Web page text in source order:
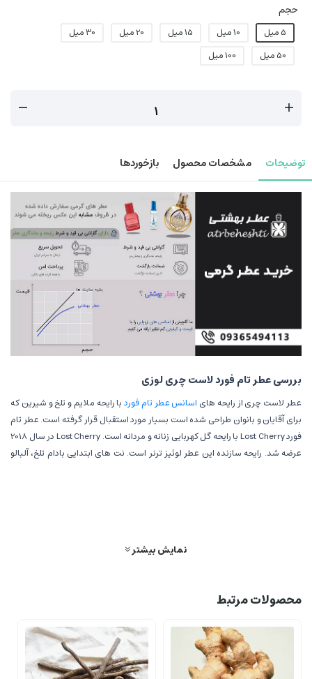
حجم
5 میل 10 میل 15 میل 20 میل
30 میل
50 میل
100 میل
توضیحات مشخصات محصول بازخوردها
بررسی عطر تام فورد لاست چری لوزی
عطر لاست چری از رایحه های اسانس عطر تام فوردبا رایحه ملایم و تلخ و شیرین که
برای آقایان و بانوان طراحی شده است بسیار مورد استقبال قرار گرفته است. عطر تام
فورد Lost Cherry با رایحه گل کهربایی زنانه و مردانه است. Lost Cherry در سال 2018
عرضه شد. رایحه سازنده این عطر لوئیز ترنر است. نت های ابتدایی بادام تلخ، آلبالو
نمایش بیشتر
محصولات مرتبط